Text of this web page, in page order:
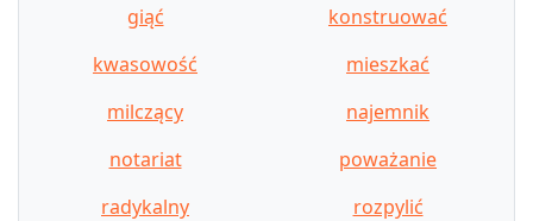
giąć
konstruować
kwasowość
mieszkać
milczący
najemnik
notariat
poważanie
radykalny
rozpylić